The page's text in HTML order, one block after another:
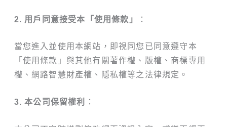
2. 用戶同意接受本「使用條款」 ：
當您進入並使用本網站，即視同您已同意遵守本
「使用條款」與其他有關著作權、版權、商標專用
權、網路智慧財產權、隱私權等之法律規定。
3. 本公司保留權利 ：